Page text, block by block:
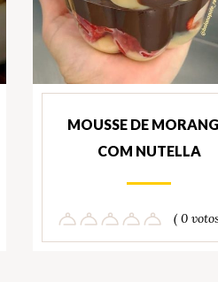
MOUSSE DE
COM NUTELLA
( 0